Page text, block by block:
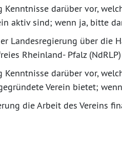
Kenntnisse darüber vor,
aktiv sind; wenn ja, bitte
Landesregierung über die
Rheinland- Pfalz
Kenntnisse darüber vor,
Verein bietet;
die Arbeit des Vereins